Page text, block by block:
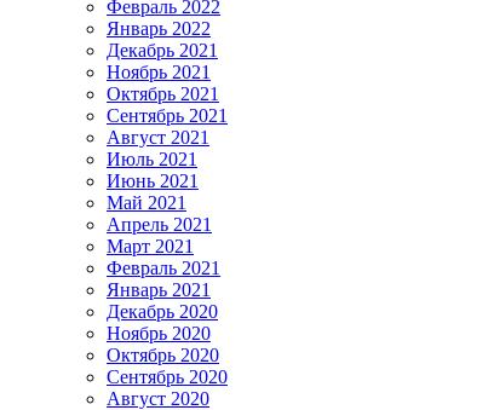
Февраль 2022
Январь 2022
Декабрь 2021
Ноябрь 2021
Октябрь 2021
Сентябрь 2021
Август 2021
Июль 2021
Июнь 2021
Май 2021
Апрель 2021
Март 2021
Февраль 2021
Январь 2021
Декабрь 2020
Ноябрь 2020
Октябрь 2020
Сентябрь 2020
Август 2020